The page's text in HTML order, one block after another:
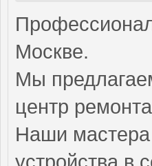
Москве.
Мы
центр
Наши мастера